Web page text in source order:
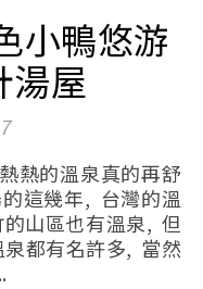
小鴨悠游
湯屋
這幾年, 台灣的溫
山區也有溫泉, 但
都有名許多, 當然